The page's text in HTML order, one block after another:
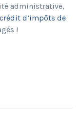
administrative,
crédit d’impôts de
!